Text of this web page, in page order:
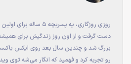
روزی روزگاری، یه پسربچه
دست گرفت و از اون روز زندگیش برای
بزرگ شد و چندین سال بعد روی ایکس باکسش
رو تجربه کرد و فهمید که انگار می‌شه توی